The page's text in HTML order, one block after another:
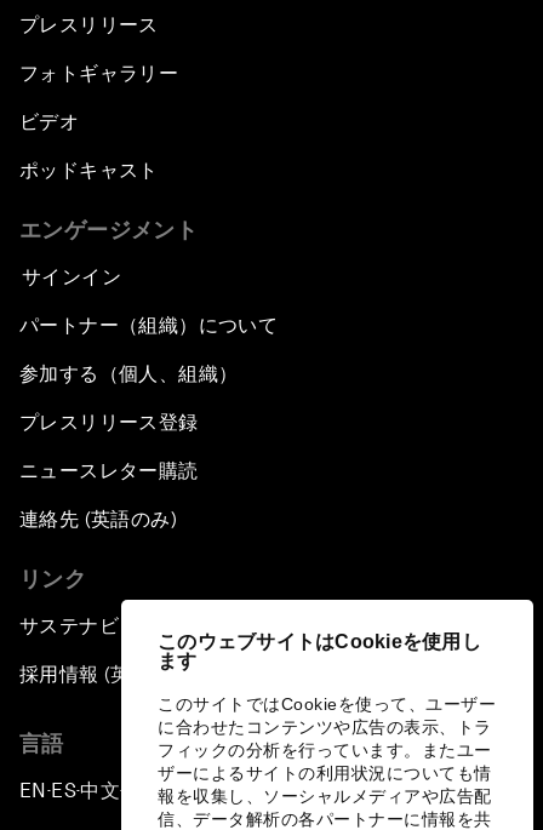
このウェブサイトはCookieを使用し
ます
このサイトではCookieを使って、ユーザー
に合わせたコンテンツや広告の表示、トラ
フィックの分析を行っています。またユー
ザーによるサイトの利用状況についても情
報を収集し、ソーシャルメディアや広告配
信、データ解析の各パートナーに情報を共
プレスリリース
フォトギャラリー
ビデオ
ポッドキャスト
エンゲージメント
サインイン
パートナー（組織）について
参加する（個人、組織）
プレスリリース登録
ニュースレター購読
連絡先 (英語のみ)
リンク
サステナビリティへの取り組み
採用情報 (英語のみ)
言語
EN ▪ES▪中文▪ 日本語